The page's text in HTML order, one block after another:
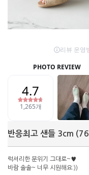
반응최고 샌들 3cm
럭셔리한 분위기 그대로~♥
바람 솔솔~ 너무 시원해요:))